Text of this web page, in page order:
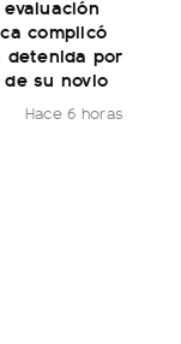
complicó
detenida por
su novio
Hace 6 horas